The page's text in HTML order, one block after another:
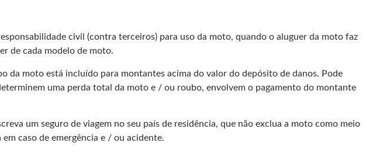
civil (contra terceiros) para uso da moto, quando o aluguer da moto faz
de cada modelo de moto.
moto está incluído para montantes acima do valor do depósito de danos. Pode
uma perda total da moto e / ou roubo, envolvem o pagamento do montante
um seguro de viagem no seu país de residência, que não exclua a moto como meio
caso de emergência e / ou acidente.